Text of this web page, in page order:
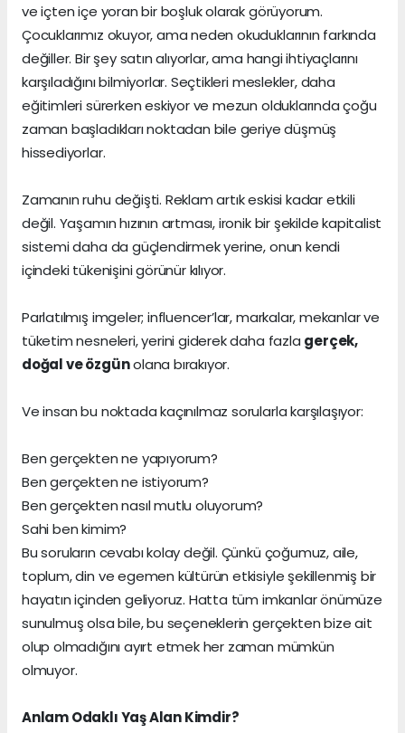
ve içten içe yoran bir boşluk olarak görüyorum.
Çocuklarımız okuyor, ama neden okuduklarının farkında
değiller. Bir şey satın alıyorlar, ama hangi ihtiyaçlarını
karşıladığını bilmiyorlar. Seçtikleri meslekler, daha
eğitimleri sürerken eskiyor ve mezun olduklarında çoğu
zaman başladıkları noktadan bile geriye düşmüş
hissediyorlar.
Zamanın ruhu değişti. Reklam artık eskisi kadar etkili
değil. Yaşamın hızının artması, ironik bir şekilde kapitalist
sistemi daha da güçlendirmek yerine, onun kendi
içindeki tükenişini görünür kılıyor.
Parlatılmış imgeler; influencer’lar, markalar, mekanlar ve
tüketim nesneleri, yerini giderek daha fazla gerçek,
doğal ve özgünolana bırakıyor.
Ve insan bu noktada kaçınılmaz sorularla karşılaşıyor:
Ben gerçekten ne yapıyorum?
Ben gerçekten ne istiyorum?
Ben gerçekten nasıl mutlu oluyorum?
Sahi ben kimim?
Bu soruların cevabı kolay değil. Çünkü çoğumuz, aile,
toplum, din ve egemen kültürün etkisiyle şekillenmiş bir
hayatın içinden geliyoruz. Hatta tüm imkanlar önümüze
sunulmuş olsa bile, bu seçeneklerin gerçekten bize ait
olup olmadığını ayırt etmek her zaman mümkün
olmuyor.
Anlam Odaklı Yaş Alan Kimdir?